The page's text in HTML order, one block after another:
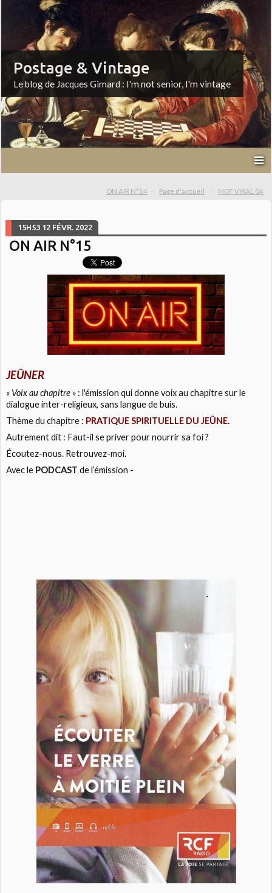
Postage & Vintage
Le blog de Jacques Gimard : I'm not senior, I'm vintage
ON AIR N°14 Page d'accueil MOT VIRAL 04
15H53 12 FÉVR. 2022
ON AIR N°15
JEÛNER
« Voix au chapitre » : l'émission qui donne voix au chapitre sur le
dialogue inter-religieux, sans langue de buis.
Thème du chapitre : PRATIQUE SPIRITUELLE DU JEÛNE.
Autrement dit : Faut-il se priver pour nourrir sa foi ?
Écoutez-nous. Retrouvez-moi.
Avec le PODCASTde l’émission -